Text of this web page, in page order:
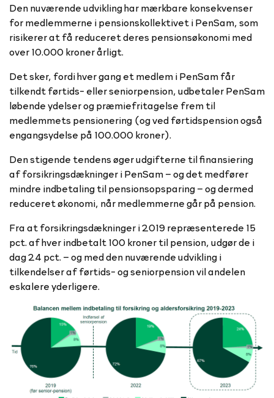
Den nuværende udvikling har mærkbare konsekvenser
for medlemmerne i pensionskollektivet i PenSam, som
risikerer at få reduceret deres pensionsøkonomi med
over 10.000 kroner årligt.
Det sker, fordi hver gang et medlem i PenSam får
tilkendt førtids- eller seniorpension, udbetaler PenSam
løbende ydelser og præmiefritagelse frem til
medlemmets pensionering (og ved førtidspension også
engangsydelse på 100.000 kroner).
Den stigende tendens øger udgifterne til finansiering
af forsikringsdækninger i PenSam – og det medfører
mindre indbetaling til pensionsopsparing – og dermed
reduceret økonomi, når medlemmerne går på pension.
Fra at forsikringsdækninger i 2019 repræsenterede 15
pct. af hver indbetalt 100 kroner til pension, udgør de i
dag 24 pct. – og med den nuværende udvikling i
tilkendelser af førtids- og seniorpension vil andelen
eskalere yderligere.